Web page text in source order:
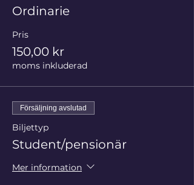
Ordinarie
Pris
150,00 kr
moms inkluderad
Försäljning avslutad
Biljettyp
Student/pensionär
Mer information